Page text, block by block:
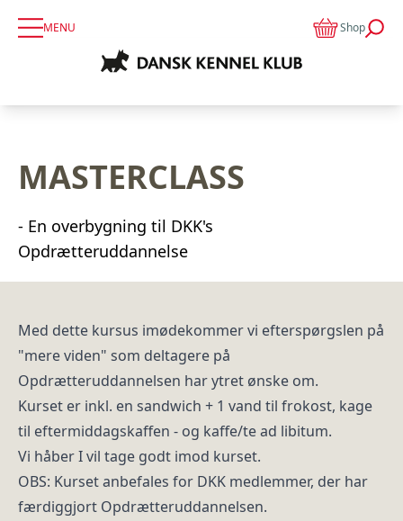
MENU Shop
MASTERCLASS
- En overbygning til DKK's
Opdrætteruddannelse
Med dette kursus imødekommer vi efterspørgslen på
"mere viden" som deltagere på
Opdrætteruddannelsen har ytret ønske om.
Kurset er inkl. en sandwich + 1 vand til frokost, kage
til eftermiddagskaffen - og kaffe/te ad libitum.
Vi håber I vil tage godt imod kurset.
OBS: Kurset anbefales for DKK medlemmer, der har
færdiggjort Opdrætteruddannelsen.